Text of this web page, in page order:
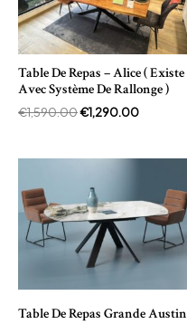
Table De Repas – Alice ( Existe
Avec Système De Rallonge )
€1,590.00€1,290.00
Table De Repas Grande Austin